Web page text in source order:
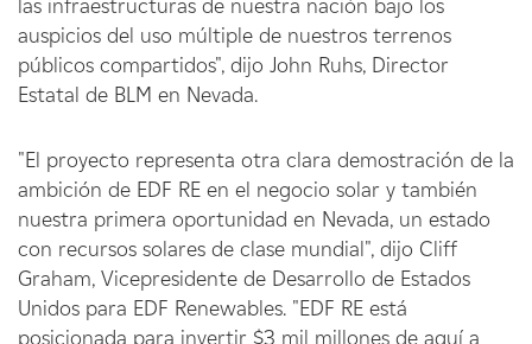
las infraestructuras de nuestra nación bajo los
auspicios del uso múltiple de nuestros terrenos
públicos compartidos", dijo John Ruhs, Director
Estatal de BLM en Nevada.
"El proyecto representa otra clara demostración de la
ambición de EDF RE en el negocio solar y también
nuestra primera oportunidad en Nevada, un estado
con recursos solares de clase mundial", dijo Cliff
Graham, Vicepresidente de Desarrollo de Estados
Unidos para EDF Renewables. "EDF RE está
posicionada para invertir $3 mil millones de aquí a